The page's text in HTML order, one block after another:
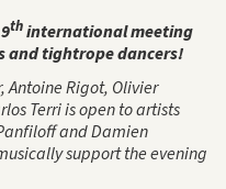
thinternational meeting
and tightrope dancers!
Antoine Rigot, Olivier
Terri is open to artists
and Damien
support the evening